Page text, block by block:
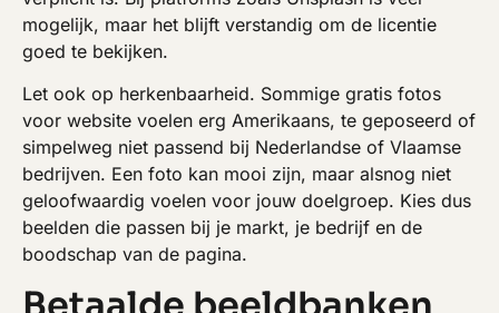
mogelijk, maar het blijft verstandig om de licentie
goed te bekijken.
Let ook op herkenbaarheid. Sommige gratis fotos
voor website voelen erg Amerikaans, te geposeerd of
simpelweg niet passend bij Nederlandse of Vlaamse
bedrijven. Een foto kan mooi zijn, maar alsnog niet
geloofwaardig voelen voor jouw doelgroep. Kies dus
beelden die passen bij je markt, je bedrijf en de
boodschap van de pagina.